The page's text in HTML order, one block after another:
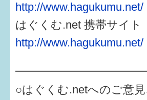
http://www.hagukumu.net/
はぐくむ.net 携帯サイト
http://www.hagukumu.net/
○はぐくむ.netへのご意